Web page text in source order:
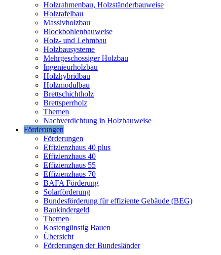
Holzrahmenbau, Holzständerbauweise
Holztafelbau
Massivholzbau
Blockbohlenbauweise
Holz- und Lehmbau
Holzbausysteme
Mehrgeschossiger Holzbau
Ingenieurholzbau
Holzhybridbau
Holzmodulbau
Brettschichtholz
Brettsperrholz
Themen
Nachverdichtung in Holzbauweise
Förderungen
Förderungen
Effizienzhaus 40 plus
Effizienzhaus 40
Effizienzhaus 55
Effizienzhaus 70
BAFA Förderung
Solarförderung
Bundesförderung für effiziente Gebäude (BEG)
Baukindergeld
Themen
Kostengünstig Bauen
Übersicht
Förderungen der Bundesländer